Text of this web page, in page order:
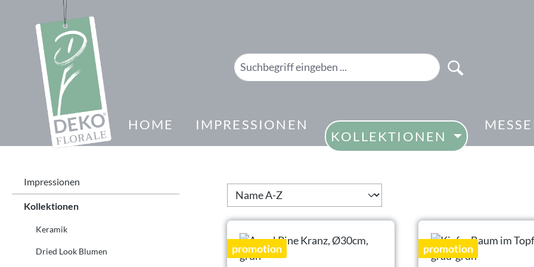
Zur Hauptnavigation springen
HOME IMPRESSIONEN
KOLLEKTIONEN
Impressionen
Kollektionen
Keramik
Dried Look Blumen promotion promotion